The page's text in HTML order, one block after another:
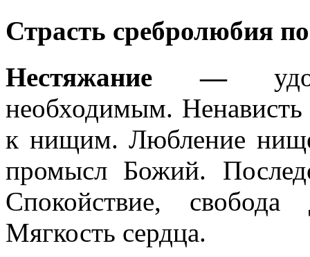
Страсть
Нестяжание —
необходимым.
к нищим. Любление
промысл Божий.
Спокойствие, свобода
Мягкость сердца.